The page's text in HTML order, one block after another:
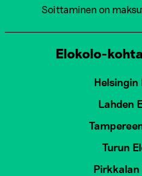
Soittaminen on
Elokolo-
Helsingin
Lahden
Turun
Pirkkalan